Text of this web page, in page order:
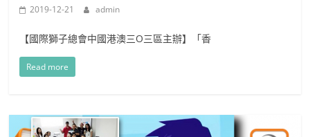
2019-12-21 admin
【國際獅子總會中國港澳三O三區主辦】「香
Read more